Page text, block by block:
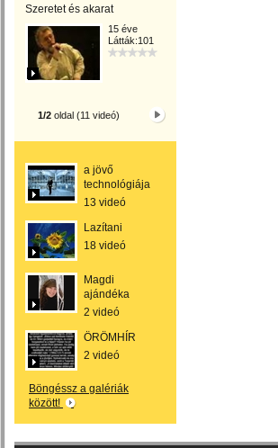
Szeretet és akarat
15 éve
Látták:101
1/2oldal (11 videó)
a jövő
technológiája
13 videó
Lazítani
18 videó
Magdi
ajándéka
2 videó
ÖRÖMHÍR
2 videó
Böngéssz a galériák
között!